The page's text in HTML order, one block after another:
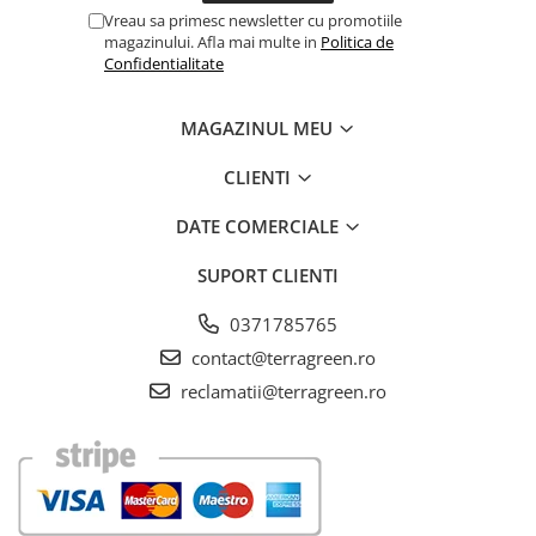
pentru preparate culinare precum gemuri, compoturi și
deserturi.
Condiții de Creștere
: Extrem de rezistent la boli, dăunători și secetă,
Vreau sa primesc newsletter cu promotiile
magazinului. Afla mai multe in Politica de
Confidentialitate
MAGAZINUL MEU
CLIENTI
DATE COMERCIALE
SUPORT CLIENTI
0371785765
contact@terragreen.ro
reclamatii@terragreen.ro